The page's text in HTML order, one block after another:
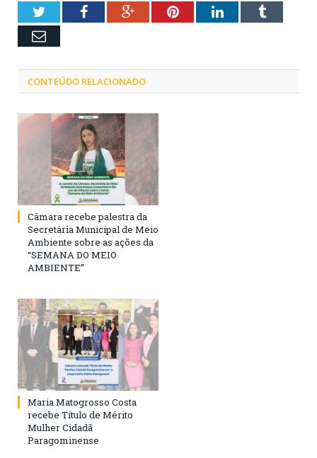
TwitterFacebookGoogle+PinterestLinkedInTumblr
Email
CONTEÚDO RELACIONADO
Câmara recebe palestra da
Secretária Municipal de Meio
Ambiente sobre as ações da
“SEMANA DO MEIO
AMBIENTE”
Maria Matogrosso Costa
recebe Título de Mérito
Mulher Cidadã
Paragominense